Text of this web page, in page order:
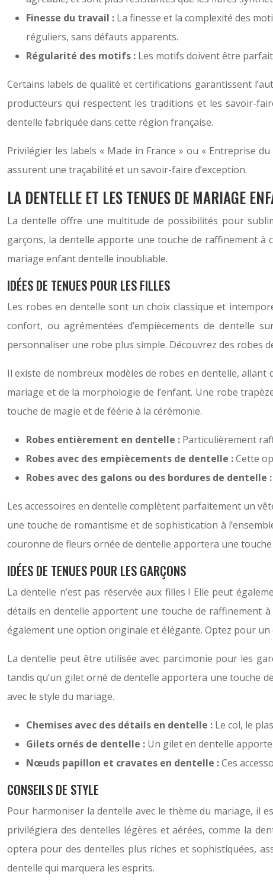
Finesse du travail : La finesse et la complexité des
réguliers, sans défauts apparents.
Régularité des motifs : Les motifs doivent être
Certains labels de qualité et certifications garantissent
producteurs qui respectent les traditions et les savoir-
dentelle fabriquée dans cette région française.
Privilégier les labels « Made in France » ou « Entreprise
assurent une traçabilité et un savoir-faire d’exception.
LA DENTELLE ET LES TENUES DE MARIAGE
La dentelle offre une multitude de possibilités pour
garçons, la dentelle apporte une touche de raffinement
mariage enfant dentelle inoubliable.
IDÉES DE TENUES POUR LES FILLES
Les robes en dentelle sont un choix classique et
confort, ou agrémentées d’empiècements de dentelle
personnaliser une robe plus simple. Découvrez des robes
Il existe de nombreux modèles de robes en dentelle,
mariage et de la morphologie de l’enfant. Une robe
touche de magie et de féérie à la cérémonie.
Robes entièrement en dentelle : Particulièrement
Robes avec des empiècements de dentelle :Cette
Robes avec des galons ou des bordures de dentelle :
Les accessoires en dentelle complètent parfaitement un
une touche de romantisme et de sophistication à
couronne de fleurs ornée de dentelle apportera une
IDÉES DE TENUES POUR LES GARÇONS
La dentelle n’est pas réservée aux filles ! Elle peut
détails en dentelle apportent une touche de raffinement
également une option originale et élégante. Optez pour
La dentelle peut être utilisée avec parcimonie pour les
tandis qu’un gilet orné de dentelle apportera une touche
avec le style du mariage.
Chemises avec des détails en dentelle : Le col, le
Gilets ornés de dentelle : Un gilet en dentelle
Nœuds papillon et cravates en dentelle :Ces
CONSEILS DE STYLE
Pour harmoniser la dentelle avec le thème du mariage, il
privilégiera des dentelles légères et aérées, comme la
optera pour des dentelles plus riches et sophistiquées,
dentelle qui marquera les esprits.